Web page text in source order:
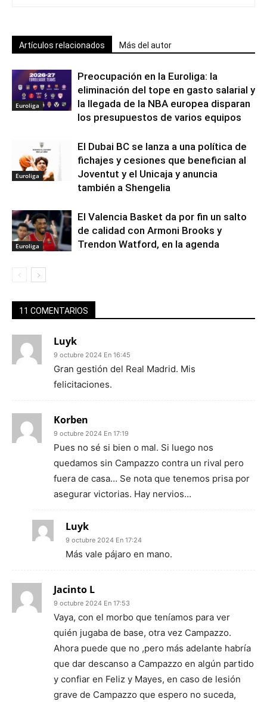
Artículos relacionados Más del autor
Euroliga
Preocupación en la Euroliga: la
eliminación del tope en gasto salarial y
la llegada de la NBA europea disparan
los presupuestos de varios equipos
Euroliga
El Dubai BC se lanza a una política de
fichajes y cesiones que benefician al
Joventut y el Unicaja y anuncia
también a Shengelia
Euroliga
El Valencia Basket da por fin un salto
de calidad con Armoni Brooks y
Trendon Watford, en la agenda
11 COMENTARIOS
Luyk
9 octubre 2024 En 16:45
Gran gestión del Real Madrid. Mis
felicitaciones.
Korben
9 octubre 2024 En 17:19
Pues no sé si bien o mal. Si luego nos
quedamos sin Campazzo contra un rival pero
fuera de casa… Se nota que tenemos prisa por
asegurar victorias. Hay nervios…
Luyk
9 octubre 2024 En 17:24
Más vale pájaro en mano.
Jacinto L
9 octubre 2024 En 17:53
Vaya, con el morbo que teníamos para ver
quién jugaba de base, otra vez Campazzo.
Ahora puede que no ,pero más adelante habría
que dar descanso a Campazzo en algún partido
y confiar en Feliz y Mayes, en caso de lesión
grave de Campazzo que espero no suceda,